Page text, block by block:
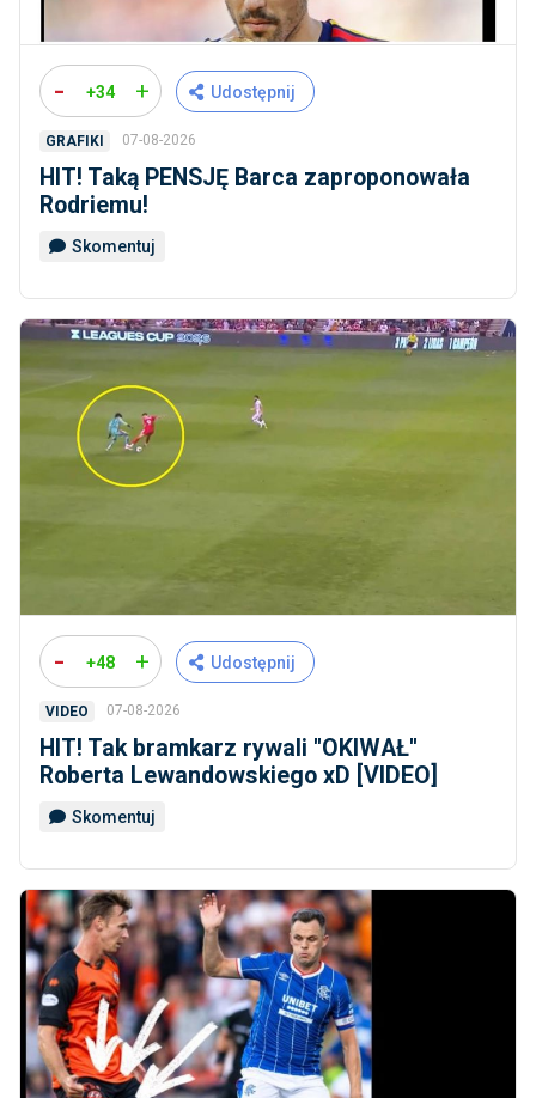
- +34 + Udostępnij
GRAFIKI 07-08-2026
HIT! Taką PENSJĘ Barca zaproponowała
Rodriemu!
Skomentuj
- +48 + Udostępnij
VIDEO 07-08-2026
HIT! Tak bramkarz rywali ''OKIWAŁ''
Roberta Lewandowskiego xD [VIDEO]
Skomentuj